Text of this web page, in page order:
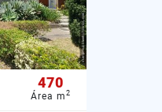
470
Área m 2